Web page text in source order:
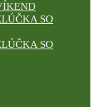
SO
SO